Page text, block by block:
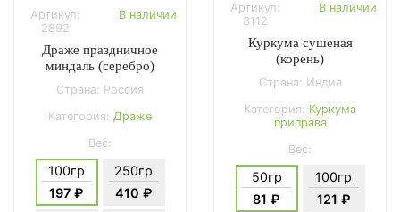
Артикул:
2892
В наличии
Драже праздничное
миндаль (серебро)
Страна: Россия
Категория: Драже
Вес:
100гр
197 ₽
250гр
410 ₽
Артикул:
3112
В наличии
Куркума сушеная
(корень)
Страна: Индия
Категория: Куркума
приправа
Вес:
50гр
81 ₽
100гр
121 ₽